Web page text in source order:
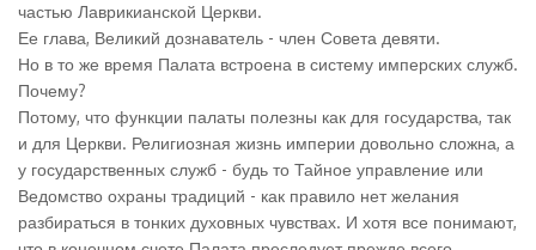
частью Лаврикианской Церкви.
Ее глава, Великий дознаватель - член Совета девяти.
Но в то же время Палата встроена в систему имперских служб.
Почему?
Потому, что функции палаты полезны как для государства, так
и для Церкви. Религиозная жизнь империи довольно сложна, а
у государственных служб - будь то Тайное управление или
Ведомство охраны традиций - как правило нет желания
разбираться в тонких духовных чувствах. И хотя все понимают,